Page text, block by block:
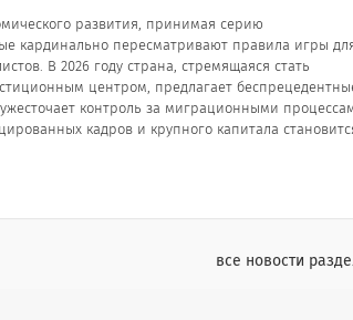
развития, принимая серию
кардинально пересматривают правила игры
В 2026 году страна, стремящаяся стать
центром, предлагает
контроль за миграционными
кадров и крупного капитала
все новости